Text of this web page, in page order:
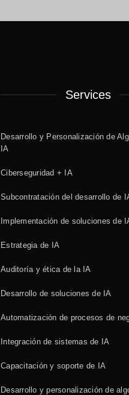
Services
Desarrollo y Personalización de
IA
Ciberseguridad + IA
Subcontratación del desarrollo de
Implementación de soluciones de
Estrategia de IA
Auditoría y ética de la IA
Desarrollo de soluciones de IA
Automatización de procesos de
Integración de sistemas de IA
Capacitación y soporte de IA
Desarrollo y personalización de